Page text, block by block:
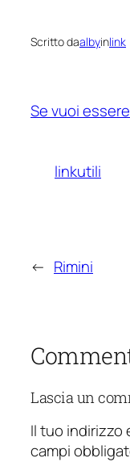
Scritto daalbyinlink
Se vuoi
linkutili
← Rimini
Lascia un
Il tuo indirizzo
campi